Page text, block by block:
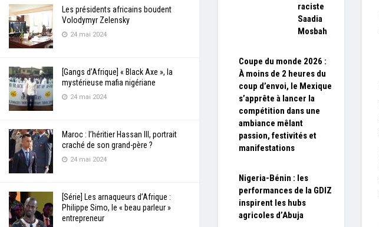
Les présidents africains boudent
Volodymyr Zelensky
24 mai 2024
[Gangs d’Afrique] « Black Axe », la
mystérieuse mafia nigériane
24 mai 2024
Maroc : l’héritier Hassan III, portrait
craché de son grand-père ?
24 mai 2024
[Série] Les arnaqueurs d’Afrique :
Philippe Simo, le « beau parleur »
entrepreneur
raciste
Saadia
Mosbah
Coupe du monde 2026 :
À moins de 2 heures du
coup d’envoi, le Mexique
s’apprête à lancer la
compétition dans une
ambiance mêlant
passion, festivités et
manifestations
Nigeria-Bénin : les
performances de la GDIZ
inspirent les hubs
agricoles d’Abuja